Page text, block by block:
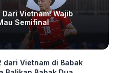
Vietnam! Wajib
Semifinal
Vietnam di Babak